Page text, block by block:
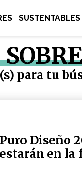
SUSTENTABLES
para tu
Puro Diseño
estarán en la